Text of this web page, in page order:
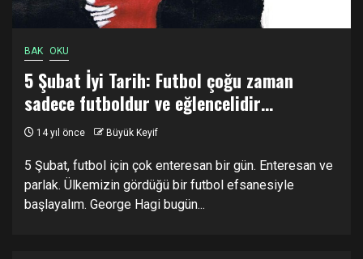
BAK OKU
5 Şubat İyi Tarih: Futbol çoğu zaman
sadece futboldur ve eğlencelidir…
14 yıl önce Büyük Keyif
5 Şubat, futbol için çok enteresan bir gün. Enteresan ve
parlak. Ülkemizin gördüğü bir futbol efsanesiyle
başlayalım. George Hagi bugün...